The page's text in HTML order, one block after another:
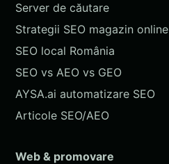
Server de căutare
Strategii SEO magazin online
SEO local România
SEO vs AEO vs GEO
AYSA.ai automatizare SEO
Articole SEO/AEO
Web & promovare